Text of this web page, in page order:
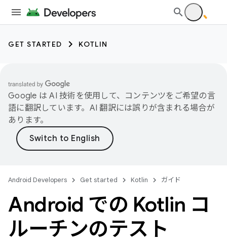
GET STARTED KOTLIN
Google は AI 技術を使用して、コンテンツをご希望の言
語に翻訳しています。AI 翻訳には誤りが含まれる場合が
あります。
Android Developers Get started Kotlin ガイド
Android での Kotlin コ
ルーチンのテスト